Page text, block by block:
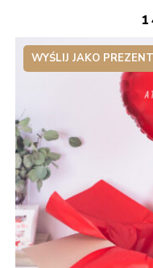
WYŚLIJ JAKO PREZENT